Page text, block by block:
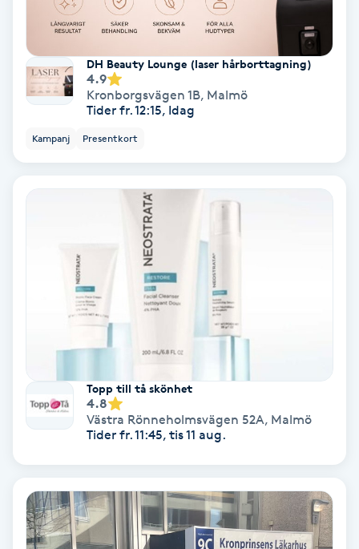
Manikyr & Pedikyr
Massage
Medial vägledning
Medicinsk massage
Megavolymfransar
Mesoterapi
MicroPen
Mixfransar
DH Beauty Lounge (laser hårborttagning)
4.9
Kronborgsvägen 1B, Malmö
Tider fr. 12:15, Idag
Kampanj Presentkort
Topp till tå skönhet
4.8
Västra Rönneholmsvägen 52A, Malmö
Tider fr. 11:45, tis 11 aug.